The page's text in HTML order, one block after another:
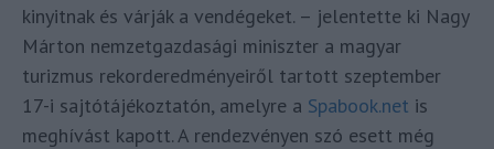
kinyitnak és várják a vendégeket. – jelentette ki Nagy
Márton nemzetgazdasági miniszter a magyar
turizmus rekorderedményeiről tartott szeptember
17-i sajtótájékoztatón, amelyre a Spabook.net is
meghívást kapott. A rendezvényen szó esett még